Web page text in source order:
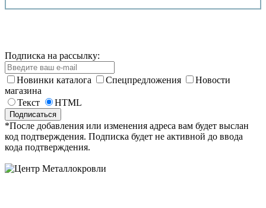
Подписка на рассылку:
Новинки каталога Спецпредложения
Новости
магазина
Текст
HTML
*После добавления или изменения адреса вам будет выслан
код подтверждения. Подписка будет не активной до ввода
кода подтверждения.